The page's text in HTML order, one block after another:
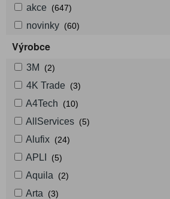
akce (647)
novinky (60)
Výrobce
3M (2)
4K Trade (3)
A4Tech (10)
AllServices (5)
Alufix (24)
APLI (5)
Aquila (2)
Arta (3)